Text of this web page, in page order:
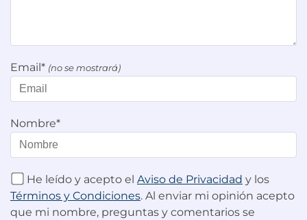
Email* (no se mostrará)
Nombre*
He leído y acepto el Aviso de Privacidad y los
Términos y Condiciones. Al enviar mi opinión acepto
que mi nombre, preguntas y comentarios se